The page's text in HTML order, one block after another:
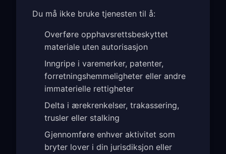
Du må ikke bruke tjenesten til å:
Overføre opphavsrettsbeskyttet
materiale uten autorisasjon
Inngripe i varemerker, patenter,
forretningshemmeligheter eller andre
immaterielle rettigheter
Delta i ærekrenkelser, trakassering,
trusler eller stalking
Gjennomføre enhver aktivitet som
bryter lover i din jurisdiksjon eller